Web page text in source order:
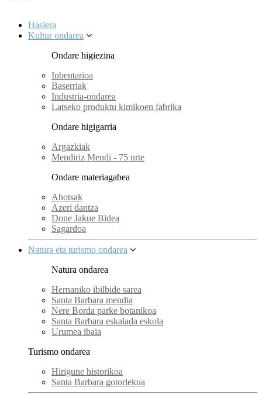
Hasiera
Kultur ondarea
Ondare higiezina
Inbentarioa
Baserriak
Industria-ondarea
Latseko produktu kimikoen fabrika
Ondare higigarria
Argazkiak
Mendiriz Mendi - 75 urte
Ondare materiagabea
Ahotsak
Azeri dantza
Done Jakue Bidea
Sagardoa
Natura eta turismo ondarea
Natura ondarea
Hernaniko ibilbide sarea
Santa Barbara mendia
Nere Borda parke botanikoa
Santa Barbara eskalada eskola
Urumea ibaia
Turismo ondarea
Hirigune historikoa
Santa Barbara gotorlekua